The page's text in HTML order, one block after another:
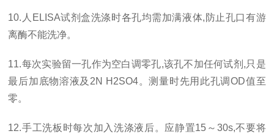
10. 人 ELISA试剂盒洗涤时各孔均需加满液体, 防止孔口有游
离酶不能洗净。
11.每次实验留一孔作为空白调零孔,该孔不加任何试剂 , 只是
最后加底物溶液及 2N H2SO4。测量时先用此孔调OD值至
零。
12.手工洗板时每次加入洗涤液后。应静置15 ～ 30s,不要将